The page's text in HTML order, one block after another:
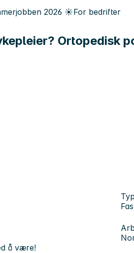
2026 ☀️For bedrifter
Ortopedisk
å være!